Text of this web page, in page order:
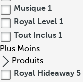
Musique 1
Royal Level 1
Tout Inclus 1
Plus Moins
Produits
Royal Hideaway 5